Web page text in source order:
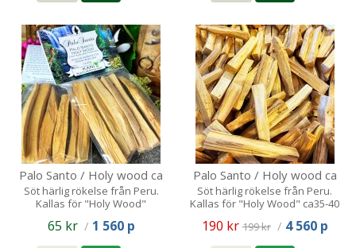
Palo Santo / Holy wood ca
40g (ca 5-6 stickor) rök
Söt härlig rökelse från Peru.
Kallas för "Holy Wood"
65 kr / 1 560 p
Palo Santo / Holy wood ca
250g (ca 25-30 stickor)
Söt härlig rökelse från Peru.
Kallas för "Holy Wood" ca35-40
190 kr 199 kr / 4 560 p